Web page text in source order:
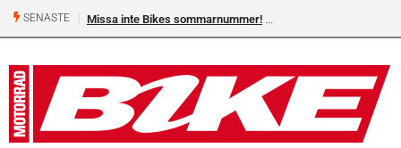
SENASTE Missa inte Bikes sommarnummer!